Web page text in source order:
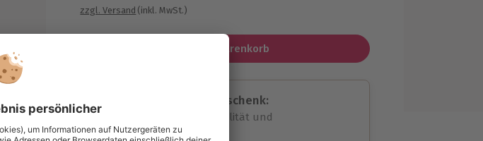
zzgl. Versand (inkl. MwSt.)
In den Warenkorb
Immer das passende Geschenk:
Große Auswahl, volle Flexibilität und
maximale Sicherheit